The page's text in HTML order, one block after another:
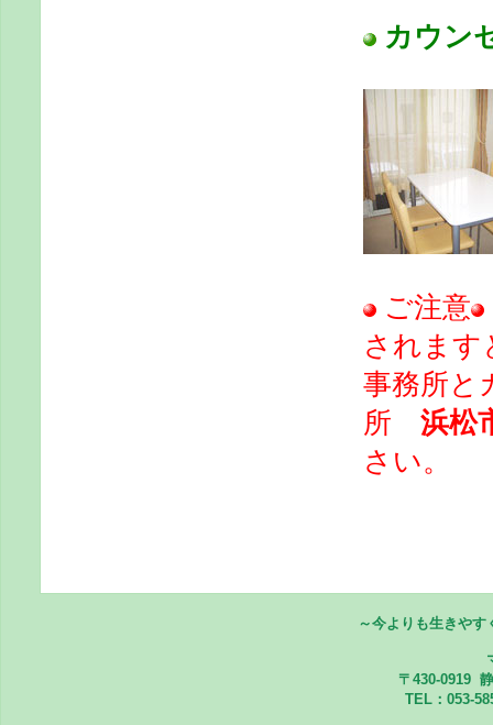
カウン
ご注意
されます
事務所と
所 浜松
さい。
～今よりも生きや
〒430-0919
TEL：053-